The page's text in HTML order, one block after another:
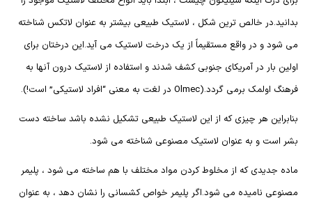
بدانید.در خالص ترین شکل ، لاستیک طبیعی بیشتر به عنوان لاتکس شناخته
می شود و در واقع مستقیماً از یک درخت لاستیک می آید.این درختان برای
اولین بار در آمریکای جنوبی کشف شدند و استفاده از لاستیک درون آنها به
فرهنگ اولمک برمی گردد.(Olmec در لغت به معنی “افراد لاستیکی” است!).
بنابراین هر چیزی که از این لاستیک طبیعی تشکیل نشده باشد ساخته دست
بشر است و به عنوان لاستیک مصنوعی شناخته می شود.
ماده جدیدی که از مخلوط کردن مواد مختلف با هم ساخته می شود ، پلیمر
مصنوعی نامیده می شود.اگر پلیمر خواص کشسانی را نشان دهد ، به عنوان